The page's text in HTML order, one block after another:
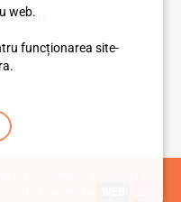
web.
funcționarea site-
- Timis
Clinic - Termeni si Conditii de